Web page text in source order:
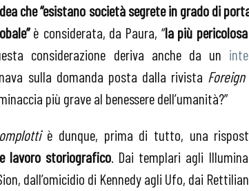
che “esistano società segrete in grado di
è considerata, da Paura, “la più
considerazione deriva anche da un
sulla domanda posta dalla rivista
più grave al benessere dell’umanità?”
è dunque, prima di tutto, una
lavoro storiografico. Dai templari agli
dall’omicidio di Kennedy agli Ufo, dai